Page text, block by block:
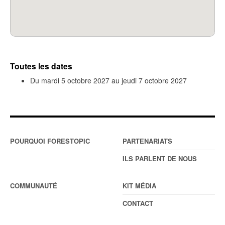
Toutes les dates
Du mardi 5 octobre 2027 au jeudi 7 octobre 2027
POURQUOI FORESTOPIC
PARTENARIATS
ILS PARLENT DE NOUS
COMMUNAUTÉ
KIT MÉDIA
CONTACT